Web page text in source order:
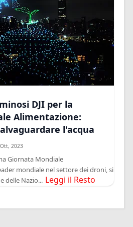
DJI per la
Alimentazione:
l'acqua
2023
Giornata Mondiale
mondiale nel settore dei droni, si
delle Nazio... Leggi il Resto